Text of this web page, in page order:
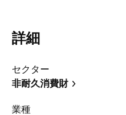
詳細
セクター
非耐久消費財
業種